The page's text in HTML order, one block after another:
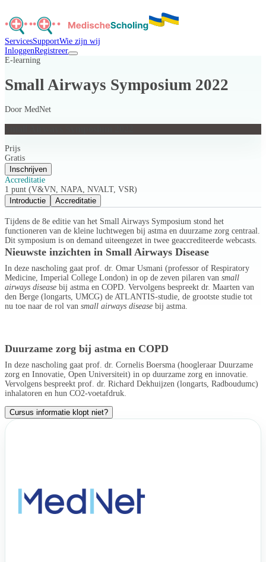
ServicesSupportWie zijn wij
InloggenRegistreer
E-learning
Small Airways Symposium 2022
Door MedNet
Prijs
Gratis
Inschrijven
Accreditatie
1 punt (V&VN, NAPA, NVALT, VSR)
Introductie
Accreditatie
Tijdens de 8e editie van het Small Airways Symposium stond het
functioneren van de kleine luchtwegen bij astma en duurzame zorg centraal.
Dit symposium is on demand uiteengezet in twee geaccrediteerde webcasts.
Nieuwste inzichten in Small Airways Disease
In deze nascholing gaat prof. dr. Omar Usmani (professor of Respiratory
Medicine, Imperial College London) in op de zeven pilaren van small
airways disease bij astma en COPD. Vervolgens bespreekt dr. Maarten van
den Berge (longarts, UMCG) de ATLANTIS-studie, de grootste studie tot
nu toe naar de rol van small airways disease bij astma.
Duurzame zorg bij astma en COPD
In deze nascholing gaat prof. dr. Cornelis Boersma (hoogleraar Duurzame
zorg en Innovatie, Open Universiteit) in op duurzame zorg en innovatie.
Vervolgens bespreekt prof. dr. Richard Dekhuijzen (longarts, Radboudumc)
inhalatoren en hun CO2-voetafdruk.
Cursus informatie klopt niet?